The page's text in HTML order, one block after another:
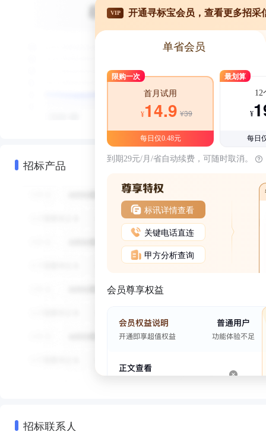
招标产品
VIP 开通寻标宝会员，查看更多招采
单省会员
限购一次
首月试用
¥14.9 ¥39
每日仅0.48元
最划算
12
¥
每日
到期29元/月/省自动续费，可随时取消。
标讯详情查看
关键电话直连
甲方分析查询
会员尊享权益
招标联系人